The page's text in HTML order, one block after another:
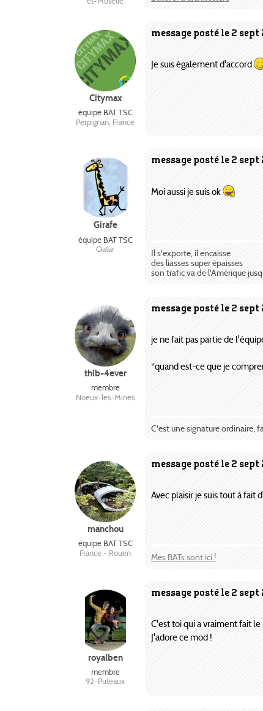
message posté le 2 sept
Citymax
équipe BAT TSC
Perpignan, France
Je suis également d'accord
message posté le 2 sept
Girafe
équipe BAT TSC
Qatar
Moi aussi je suis ok
Il s'exporte, il encaisse
des liasses super épaisses
son trafic va de l'Amérique
message posté le 2 sept
thib-4ever
membre
Noeux-les-Mines
je ne fait pas partie de
*quand est-ce que je
C'est une signature ordinaire,
message posté le 2 sept
manchou
équipe BAT TSC
France - Rouen
Avec plaisir je suis tout à fait
Mes BATs sont ici !
message posté le 2 sept
royalben
membre
92-Puteaux
C'est toi qui a vraiment fait
J'adore ce mod !